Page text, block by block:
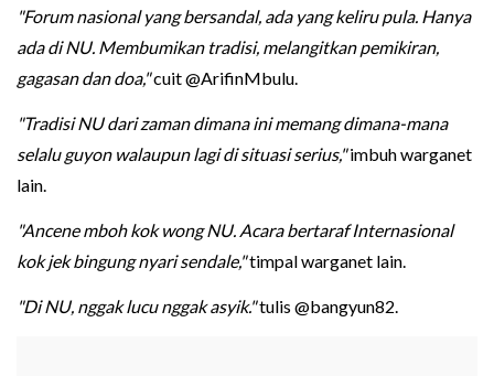
"Forum nasional yang bersandal, ada yang keliru pula. Hanya
ada di NU. Membumikan tradisi, melangitkan pemikiran,
gagasan dan doa,"cuit @ArifinMbulu.
"Tradisi NU dari zaman dimana ini memang dimana-mana
selalu guyon walaupun lagi di situasi serius,"imbuh warganet
lain.
"Ancene mboh kok wong NU. Acara bertaraf Internasional
kok jek bingung nyari sendale,"timpal warganet lain.
"Di NU, nggak lucu nggak asyik."tulis @bangyun82.